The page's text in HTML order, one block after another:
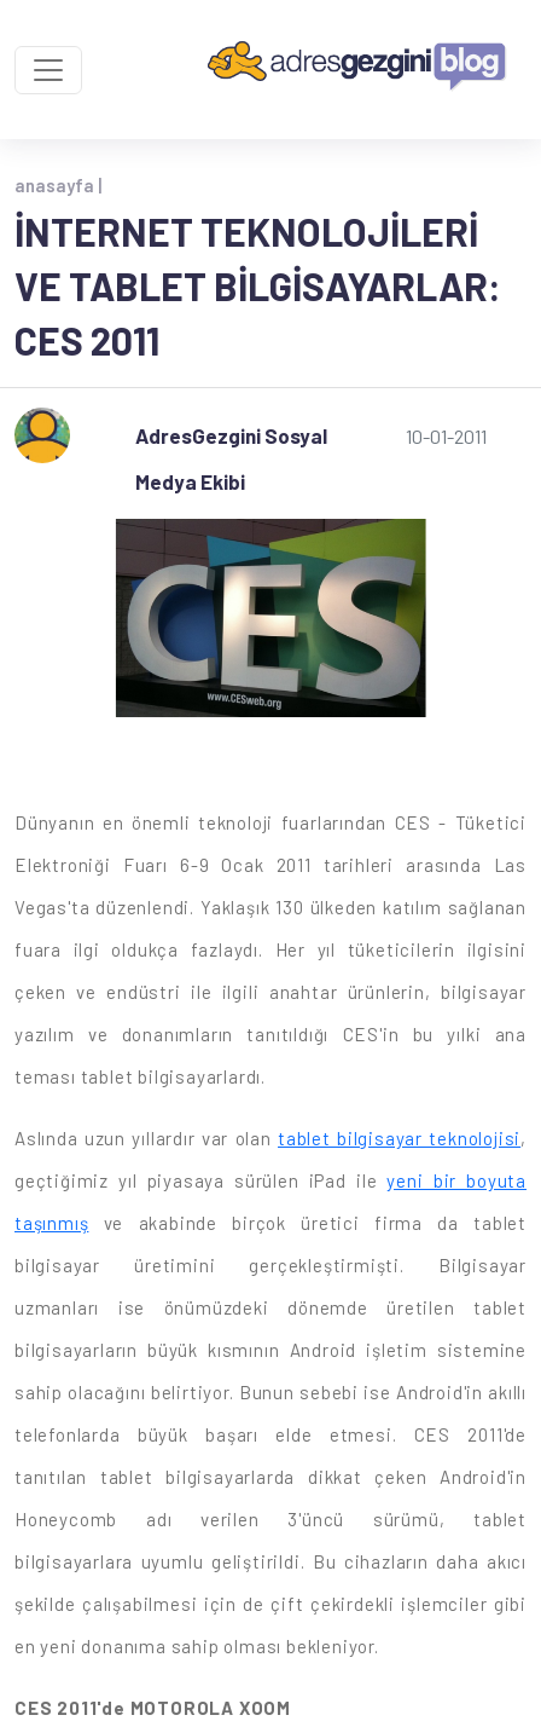
anasayfa |
İNTERNET TEKNOLOJILERI
VE TABLET BILGISAYARLAR:
CES 2011
AdresGezgini Sosyal
Medya Ekibi
10-01-2011
Dünyanın en önemli teknoloji fuarlarından CES - Tüketici
Elektroniği Fuarı 6-9 Ocak 2011 tarihleri arasında Las
Vegas'ta düzenlendi. Yaklaşık 130 ülkeden katılım sağlanan
fuara ilgi oldukça fazlaydı. Her yıl tüketicilerin ilgisini
çeken ve endüstri ile ilgili anahtar ürünlerin, bilgisayar
yazılım ve donanımların tanıtıldığı CES'in bu yılki ana
teması tablet bilgisayarlardı.
Aslında uzun yıllardır var olantablet bilgisayar teknolojisi,
geçtiğimiz yıl piyasaya sürülen iPad ileyeni bir boyuta
taşınmış ve akabinde birçok üretici firma da tablet
bilgisayar üretimini gerçekleştirmişti. Bilgisayar
uzmanları ise önümüzdeki dönemde üretilen tablet
bilgisayarların büyük kısmının Android işletim sistemine
sahip olacağını belirtiyor. Bunun sebebi ise Android'in akıllı
telefonlarda büyük başarı elde etmesi. CES 2011'de
tanıtılan tablet bilgisayarlarda dikkat çeken Android'in
Honeycomb adı verilen 3'üncü sürümü, tablet
bilgisayarlara uyumlu geliştirildi. Bu cihazların daha akıcı
şekilde çalışabilmesi için de çift çekirdekli işlemciler gibi
en yeni donanıma sahip olması bekleniyor.
CES 2011'de MOTOROLA XOOM